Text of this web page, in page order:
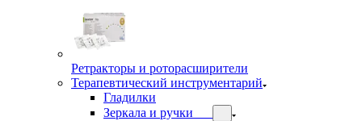
Ретракторы и роторасширители
Терапевтический инструментарий
Гладилки
Зеркала и ручки